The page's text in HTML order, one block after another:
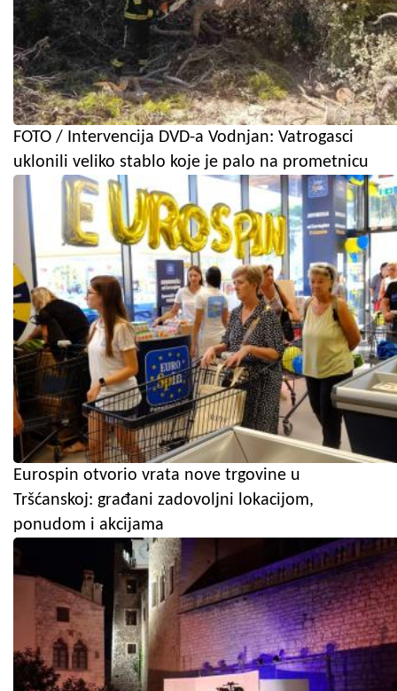
FOTO / Intervencija DVD-a Vodnjan: Vatrogasci
uklonili veliko stablo koje je palo na prometnicu
Eurospin otvorio vrata nove trgovine u
Tršćanskoj: građani zadovoljni lokacijom,
ponudom i akcijama